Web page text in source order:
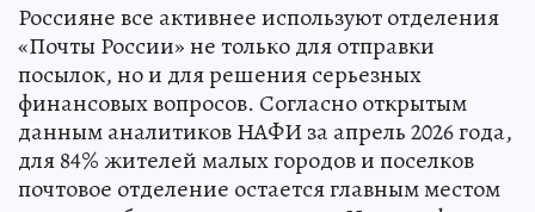
Россияне все активнее используют отделения
«Почты России» не только для отправки
посылок, но и для решения серьезных
финансовых вопросов. Согласно открытым
данным аналитиков НАФИ за апрель 2026 года,
для 84% жителей малых городов и поселков
почтовое отделение остается главным местом